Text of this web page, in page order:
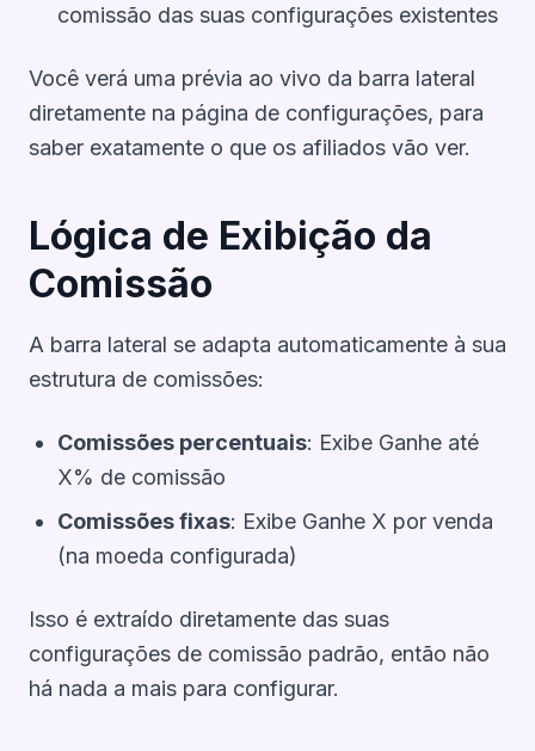
comissão das suas configurações existentes
Você verá uma prévia ao vivo da barra lateral
diretamente na página de configurações, para
saber exatamente o que os afiliados vão ver.
Lógica de Exibição da
Comissão
A barra lateral se adapta automaticamente à sua
estrutura de comissões:
Comissões percentuais: Exibe Ganhe até
X% de comissão
Comissões fixas: Exibe Ganhe X por venda
(na moeda configurada)
Isso é extraído diretamente das suas
configurações de comissão padrão, então não
há nada a mais para configurar.